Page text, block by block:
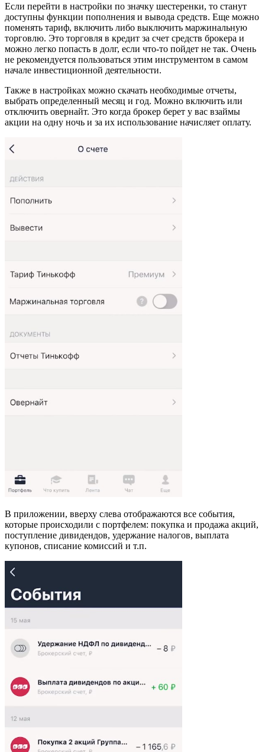
Если перейти в настройки по значку шестеренки, то станут
доступны функции пополнения и вывода средств. Еще можно
поменять тариф, включить либо выключить маржинальную
торговлю. Это торговля в кредит за счет средств брокера и
можно легко попасть в долг, если что-то пойдет не так. Очень
не рекомендуется пользоваться этим инструментом в самом
начале инвестиционной деятельности.
Также в настройках можно скачать необходимые отчеты,
выбрать определенный месяц и год. Можно включить или
отключить овернайт. Это когда брокер берет у вас взаймы
акции на одну ночь и за их использование начисляет оплату.
В приложении, вверху слева отображаются все события,
которые происходили с портфелем: покупка и продажа акций,
поступление дивидендов, удержание налогов, выплата
купонов, списание комиссий и т.п.